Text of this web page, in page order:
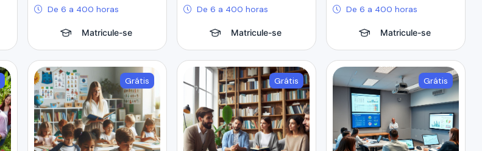
De 6 a 400 horas
Matricule-se
De 6 a 400 horas
Matricule-se
De 6 a 400 horas
Matricule-se
Grátis Grátis Grátis